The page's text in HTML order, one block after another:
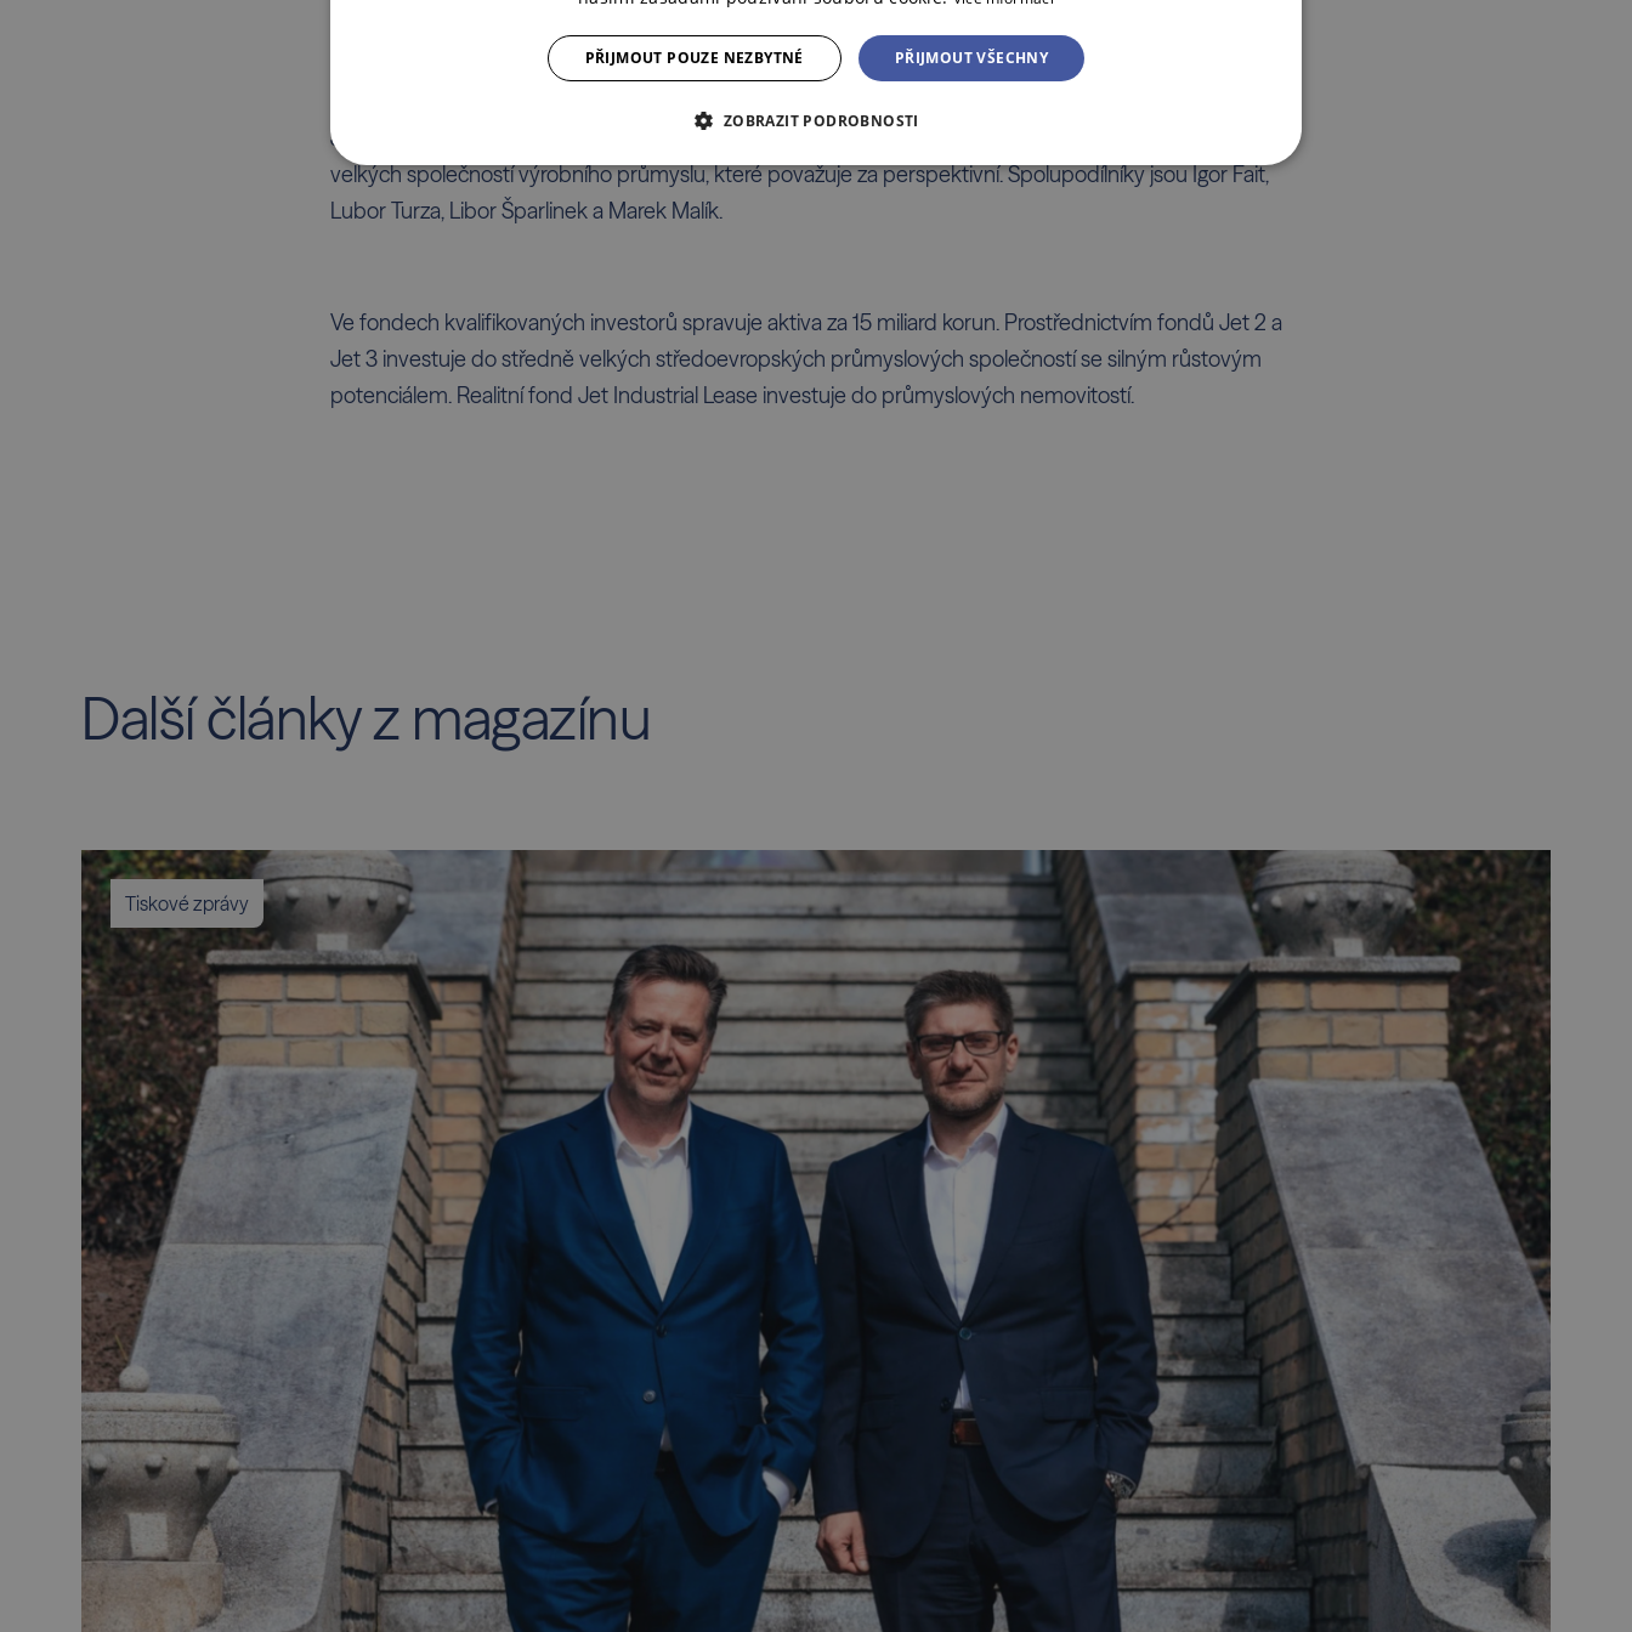
Jet Investment se od vzniku v roce 1997 specializuje na vyhledávání investičních příležitostí do středně
velkých společností výrobního průmyslu, které považuje za perspektivní. Spolupodílníky jsou Igor Fait,
Lubor Turza, Libor Šparlinek a Marek Malík.
Ve fondech kvalifikovaných investorů spravuje aktiva za 15 miliard korun. Prostřednictvím fondů Jet 2 a
Jet 3 investuje do středně velkých středoevropských průmyslových společností se silným růstovým
potenciálem. Realitní fond Jet Industrial Lease investuje do průmyslových nemovitostí.
Další články z magazínu
Tiskové zprávy
PŘIJMOUT VŠECHNY
PŘIJMOUT POUZE NEZBYTNÉ
ZOBRAZIT PODROBNOSTI